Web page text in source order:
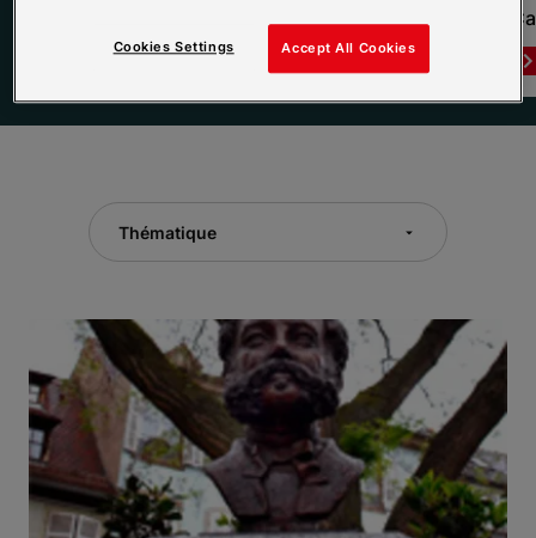
Lire le dossier
Item 1 of 3
Thématique
Accept All Cookies
Cookies Settings